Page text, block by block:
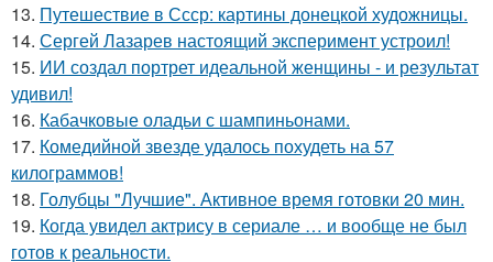
13. Путешествие в Ссср: картины донецкой художницы.
14. Сергей Лазарев настоящий эксперимент устроил!
15. ИИ создал портрет идеальной женщины - и результат
удивил!
16. Кабачковые оладьи с шампиньонами.
17. Комедийной звезде удалось похудеть на 57
килограммов!
18. Голубцы "Лучшие". Активное время готовки 20 мин.
19. Когда увидел актрису в сериале … и вообще не был
готов к реальности.